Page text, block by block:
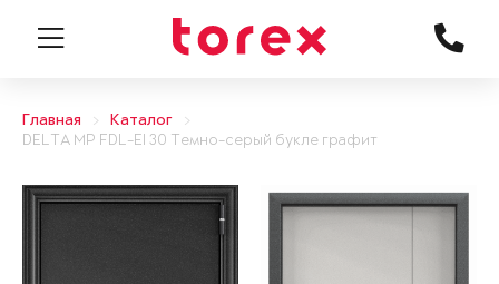
Главная
Каталог
DELTA MP FDL-EI 30 Темно-серый букле графит